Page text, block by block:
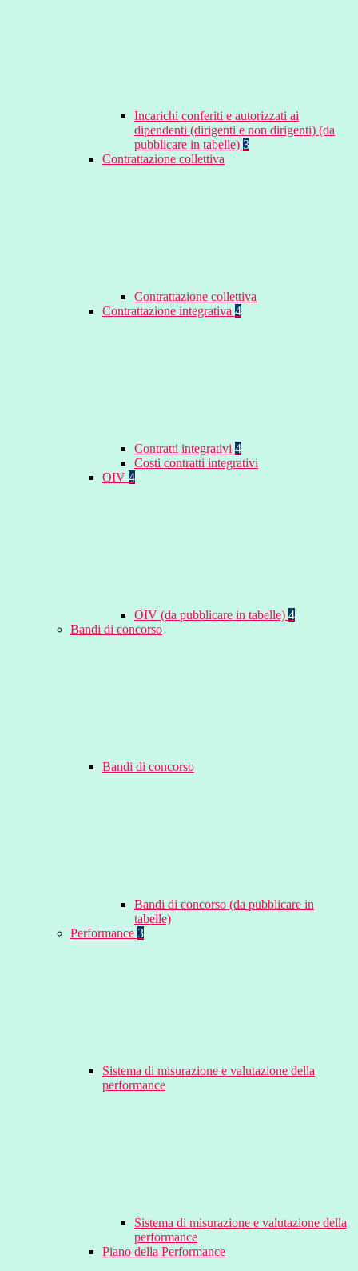
Incarichi conferiti e autorizzati ai
dipendenti (dirigenti e non dirigenti) (da
pubblicare in tabelle) 3
Contrattazione collettiva
Contrattazione collettiva
Contrattazione integrativa 4
Contratti integrativi 4
Costi contratti integrativi
OIV 4
OIV (da pubblicare in tabelle) 4
Bandi di concorso
Bandi di concorso
Bandi di concorso (da pubblicare in
tabelle)
Performance 3
Sistema di misurazione e valutazione della
performance
Sistema di misurazione e valutazione della
performance
Piano della Performance